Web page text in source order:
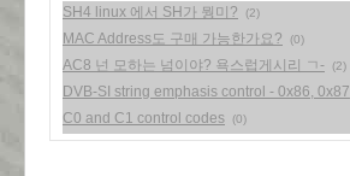
SH4 linux 에서 SH가 뭥미? (2)
MAC Address도 구매 가능한가요? (0)
AC8 넌 모하는 넘이야? 욕스럽게시리 ㄱ- (2)
DVB-SI string emphasis control - 0x86, 0x87
C0 and C1 control codes (0)